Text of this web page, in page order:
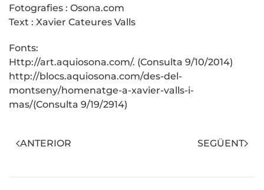
Fotografies : Osona.com
Text : Xavier Cateures Valls
Fonts:
Http://art.aquiosona.com/. (Consulta 9/10/2014)
http://blocs.aquiosona.com/des-del-
montseny/homenatge-a-xavier-valls-i-
mas/(Consulta 9/19/2914)
ANTERIOR SEGÜENT